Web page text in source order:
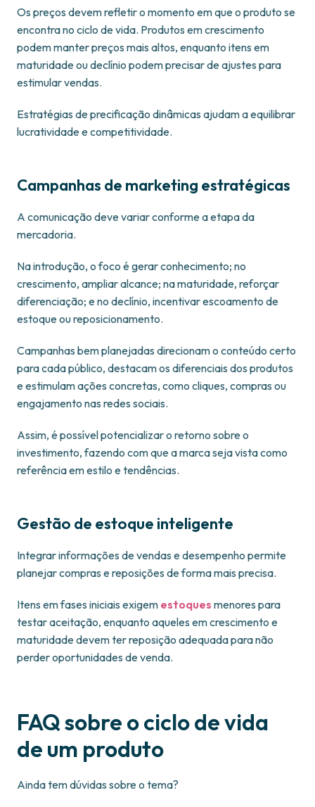
Os preços devem refletir o momento em que o produto se
encontra no ciclo de vida. Produtos em crescimento
podem manter preços mais altos, enquanto itens em
maturidade ou declínio podem precisar de ajustes para
estimular vendas.
Estratégias de precificação dinâmicas ajudam a equilibrar
lucratividade e competitividade.
Campanhas de marketing estratégicas
A comunicação deve variar conforme a etapa da
mercadoria.
Na introdução, o foco é gerar conhecimento; no
crescimento, ampliar alcance; na maturidade, reforçar
diferenciação; e no declínio, incentivar escoamento de
estoque ou reposicionamento.
Campanhas bem planejadas direcionam o conteúdo certo
para cada público, destacam os diferenciais dos produtos
e estimulam ações concretas, como cliques, compras ou
engajamento nas redes sociais.
Assim, é possível potencializar o retorno sobre o
investimento, fazendo com que a marca seja vista como
referência em estilo e tendências.
Gestão de estoque inteligente
Integrar informações de vendas e desempenho permite
planejar compras e reposições de forma mais precisa.
Itens em fases iniciais exigem estoques menores para
testar aceitação, enquanto aqueles em crescimento e
maturidade devem ter reposição adequada para não
perder oportunidades de venda.
FAQ sobre o ciclo de vida
de um produto
Ainda tem dúvidas sobre o tema?